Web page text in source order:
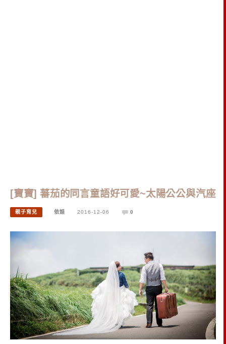
[寶寶] 蕃茄的同言童語好可愛~太陽公公與汽座
親子育兒 依娃 2016-12-06 0